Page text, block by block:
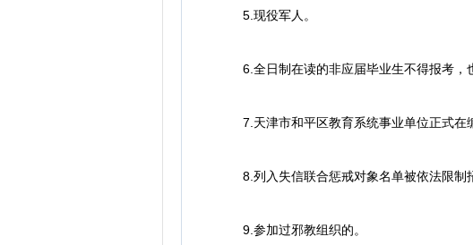
5.现役军人。
6.全日制在读的非应届毕业生不得报考，
7.天津市和平区教育系统事业单位正式在
8.列入失信联合惩戒对象名单被依法限制
9.参加过邪教组织的。